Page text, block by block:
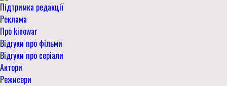
Підтримка редакції
Реклама
Про kinowar
Відгуки про фільми
Відгуки про серіали
Актори
Режисери